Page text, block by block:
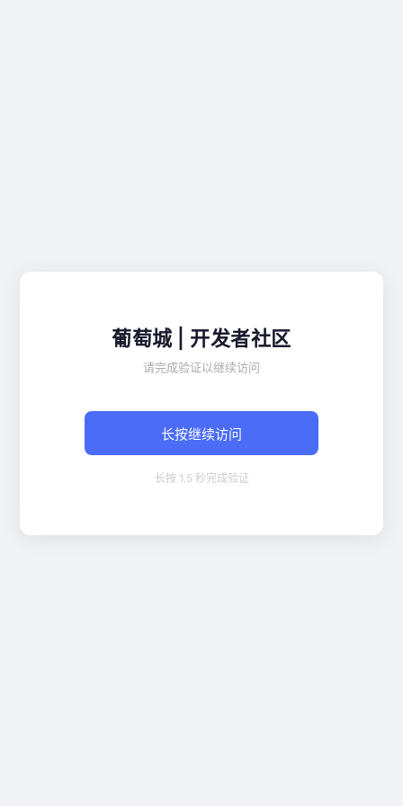
葡萄城 | 开发者社区
请完成验证以继续访问
长按继续访问
长按 1.5 秒完成验证